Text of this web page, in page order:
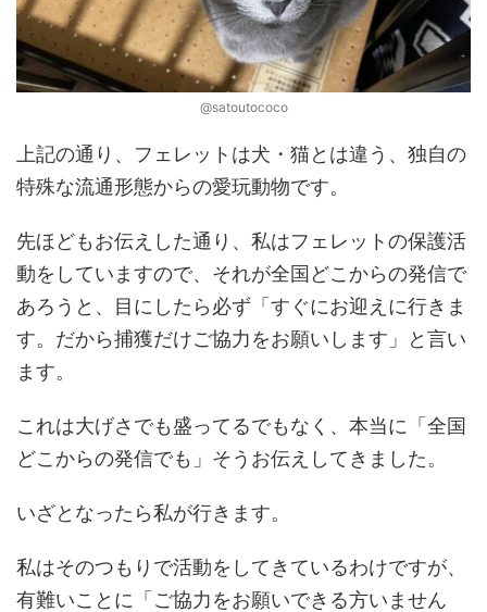
@satoutococo
上記の通り、フェレットは犬・猫とは違う、独自の
特殊な流通形態からの愛玩動物です。
先ほどもお伝えした通り、私はフェレットの保護活
動をしていますので、それが全国どこからの発信で
あろうと、目にしたら必ず「すぐにお迎えに行きま
す。だから捕獲だけご協力をお願いします」と言い
ます。
これは大げさでも盛ってるでもなく、本当に「全国
どこからの発信でも」そうお伝えしてきました。
いざとなったら私が行きます。
私はそのつもりで活動をしてきているわけですが、
有難いことに「ご協力をお願いできる方いません